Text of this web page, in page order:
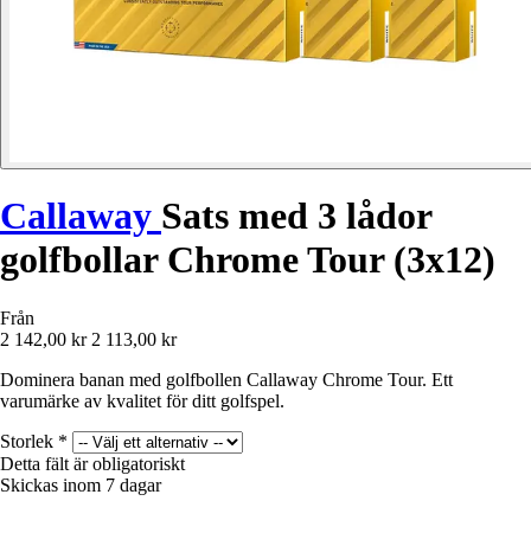
Callaway Sats med 3 lådor
golfbollar Chrome Tour (3x12)
Från
2 142,00 kr 2 113,00 kr
Dominera banan med golfbollen Callaway Chrome Tour. Ett
varumärke av kvalitet för ditt golfspel.
Storlek *
Detta fält är obligatoriskt
Skickas inom 7 dagar